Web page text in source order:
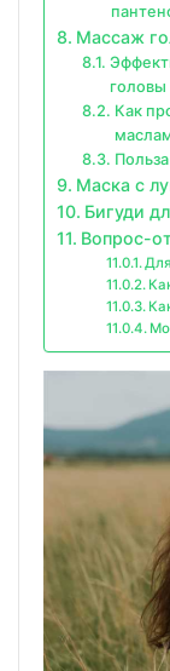
Массаж
головы
Как
Маска с
Бигуди
Вопрос-